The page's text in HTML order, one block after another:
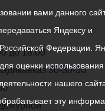
до 18.00
30-30-30
вами данного
Яндексу и
Федерации.
оценки
нашего
эту